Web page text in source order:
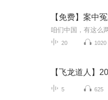
【免费】案中
20 1020
【飞龙道人】
5 625